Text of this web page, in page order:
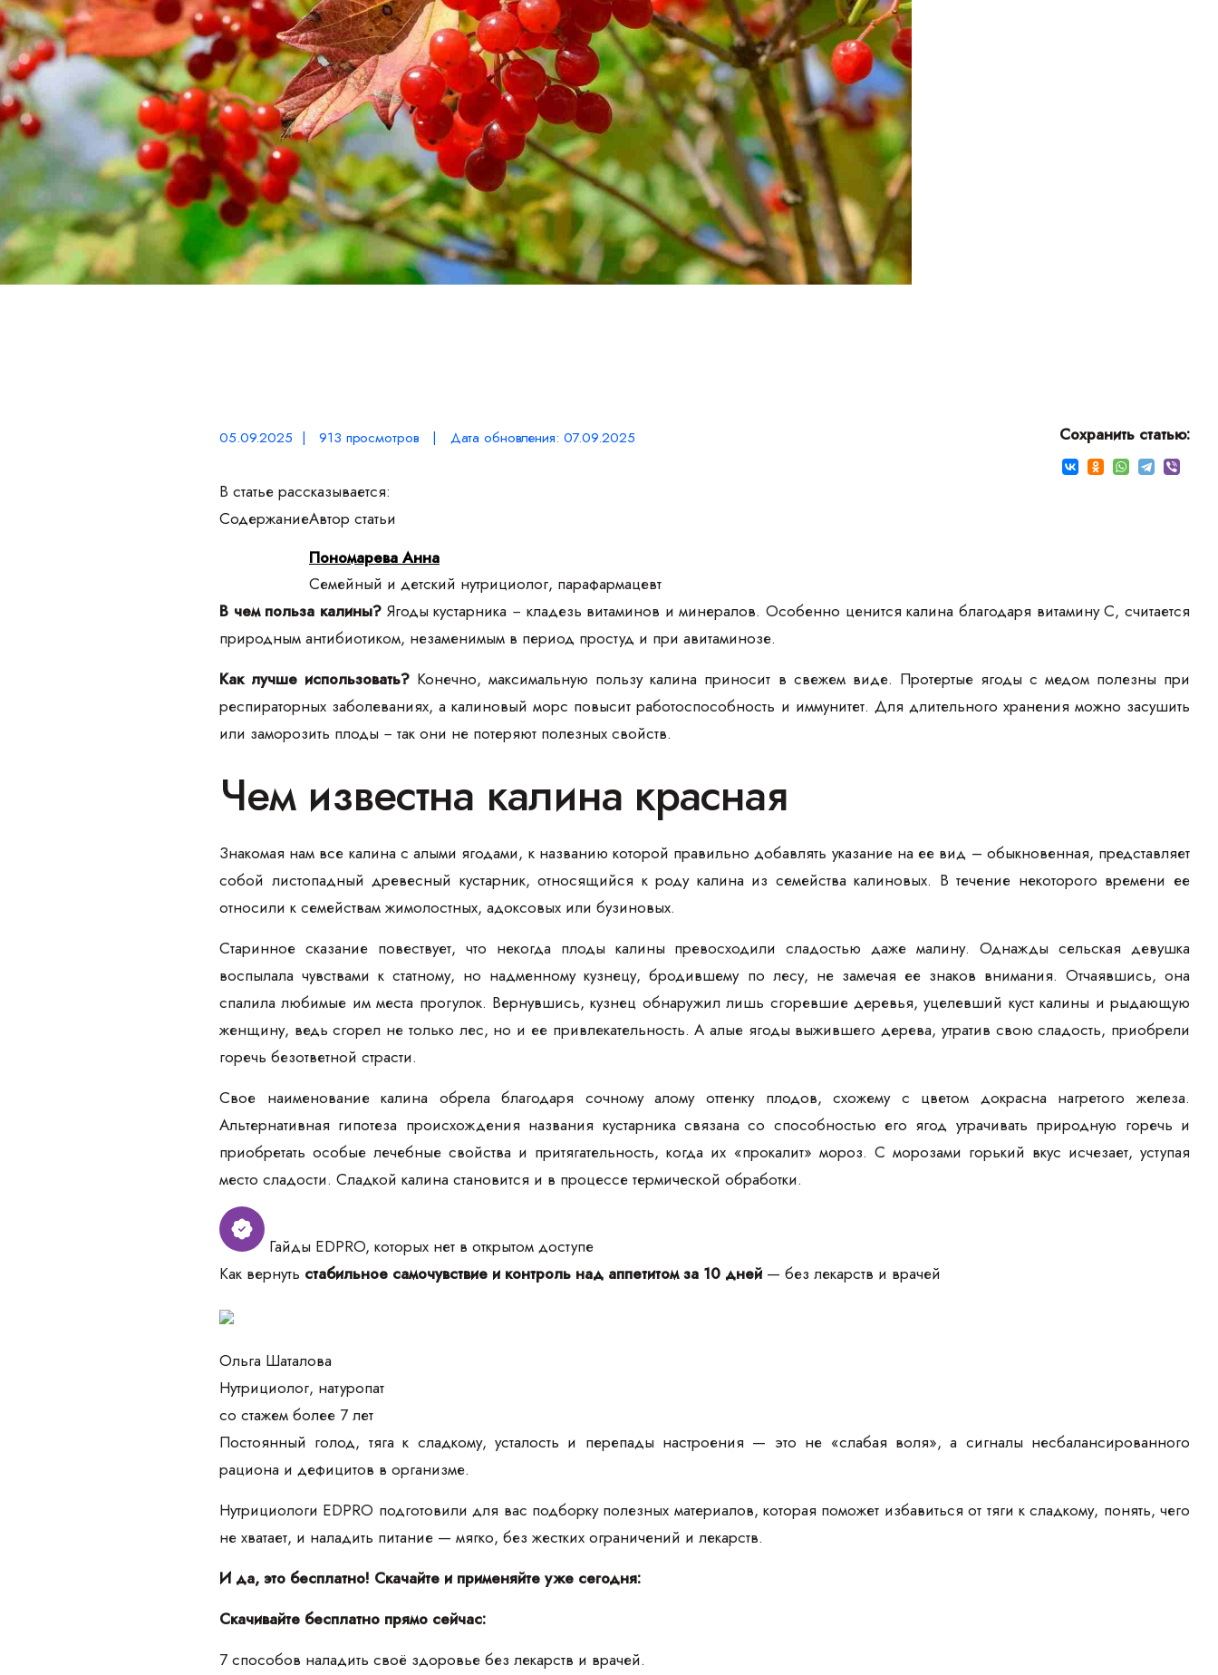
05.09.2025 | 913 просмотров | Дата обновления: 07.09.2025 Сохранить статью:
В статье рассказывается:
СодержаниеАвтор статьи
Пономарева Анна
Семейный и детский нутрициолог, парафармацевт
В чем польза калины? Ягоды кустарника − кладезь витаминов и минералов. Особенно ценится калина благодаря витамину С, считается
природным антибиотиком, незаменимым в период простуд и при авитаминозе.
Как лучше использовать? Конечно, максимальную пользу калина приносит в свежем виде. Протертые ягоды с медом полезны при
респираторных заболеваниях, а калиновый морс повысит работоспособность и иммунитет. Для длительного хранения можно засушить
или заморозить плоды − так они не потеряют полезных свойств.
Чем известна калина красная
Знакомая нам все калина с алыми ягодами, к названию которой правильно добавлять указание на ее вид – обыкновенная, представляет
собой листопадный древесный кустарник, относящийся к роду калина из семейства калиновых. В течение некоторого времени ее
относили к семействам жимолостных, адоксовых или бузиновых.
Старинное сказание повествует, что некогда плоды калины превосходили сладостью даже малину. Однажды сельская девушка
воспылала чувствами к статному, но надменному кузнецу, бродившему по лесу, не замечая ее знаков внимания. Отчаявшись, она
спалила любимые им места прогулок. Вернувшись, кузнец обнаружил лишь сгоревшие деревья, уцелевший куст калины и рыдающую
женщину, ведь сгорел не только лес, но и ее привлекательность. А алые ягоды выжившего дерева, утратив свою сладость, приобрели
горечь безответной страсти.
Свое наименование калина обрела благодаря сочному алому оттенку плодов, схожему с цветом докрасна нагретого железа.
Альтернативная гипотеза происхождения названия кустарника связана со способностью его ягод утрачивать природную горечь и
приобретать особые лечебные свойства и притягательность, когда их «прокалит» мороз. С морозами горький вкус исчезает, уступая
место сладости. Сладкой калина становится и в процессе термической обработки.
Гайды EDPRO, которых нет в открытом доступе
Как вернуть стабильное самочувствие и контроль над аппетитом за 10 дней — без лекарств и врачей
Ольга Шаталова
Нутрициолог, натуропат
со стажем более 7 лет
Постоянный голод, тяга к сладкому, усталость и перепады настроения — это не «слабая воля», а сигналы несбалансированного
рациона и дефицитов в организме.
Нутрициологи EDPRO подготовили для вас подборку полезных материалов, которая поможет избавиться от тяги к сладкому, понять, чего
не хватает, и наладить питание — мягко, без жестких ограничений и лекарств.
И да, это бесплатно! Скачайте и применяйте уже сегодня:
Скачивайте бесплатно прямо сейчас:
7 способов наладить своё здоровье без лекарств и врачей.